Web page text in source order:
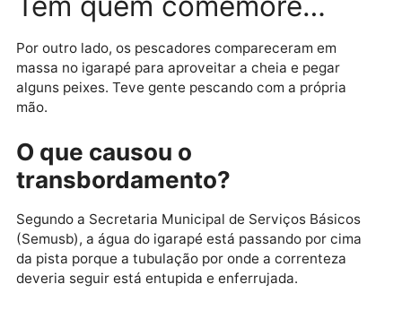
esteja assim, lá também tá na mesma coisa”, afirmou
um morador.
A situação, além de desconfortável, tem causado
prejuízos financeiros. A comerciante Kenia Roriz
carro na água e por isso, deve ter um prejuízo de
aproximadamente R$ 3 mil na loja que possui em
vendas durante o feriado.
Tem quem comemore…